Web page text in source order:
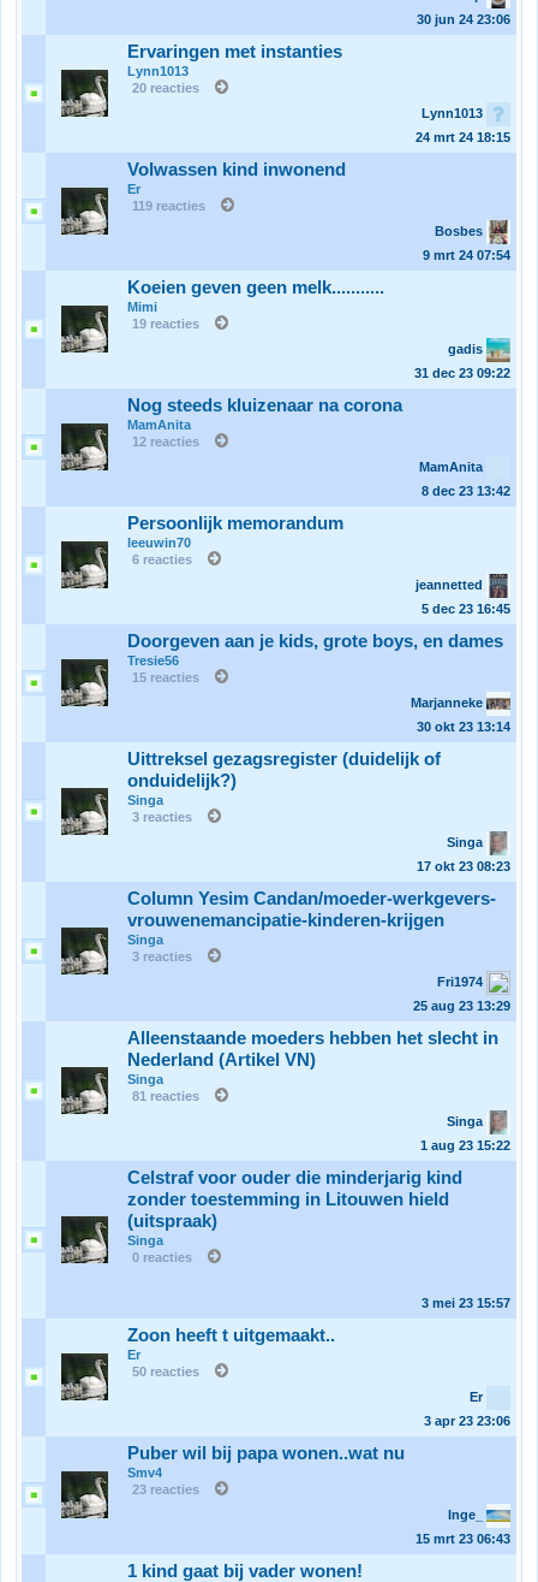
30 jun 24 23:06
Ervaringen met instanties
Lynn1013
20 reacties
Lynn1013
24 mrt 24 18:15
Volwassen kind inwonend
Er
119 reacties
Bosbes
9 mrt 24 07:54
Koeien geven geen melk...........
Mimi
19 reacties
gadis
31 dec 23 09:22
Nog steeds kluizenaar na corona
MamAnita
12 reacties
MamAnita
8 dec 23 13:42
Persoonlijk memorandum
leeuwin70
6 reacties
jeannetted
5 dec 23 16:45
Doorgeven aan je kids, grote boys, en dames
Tresie56
15 reacties
Marjanneke
30 okt 23 13:14
Uittreksel gezagsregister (duidelijk of
onduidelijk?)
Singa
3 reacties
Singa
17 okt 23 08:23
Column Yesim Candan/moeder-werkgevers-
vrouwenemancipatie-kinderen-krijgen
Singa
3 reacties
Fri1974
25 aug 23 13:29
Alleenstaande moeders hebben het slecht in
Nederland (Artikel VN)
Singa
81 reacties
Singa
1 aug 23 15:22
Celstraf voor ouder die minderjarig kind
zonder toestemming in Litouwen hield
(uitspraak)
Singa
0 reacties
3 mei 23 15:57
Zoon heeft t uitgemaakt..
Er
50 reacties
Er
3 apr 23 23:06
Puber wil bij papa wonen..wat nu
Smv4
23 reacties
Inge_
15 mrt 23 06:43
1 kind gaat bij vader wonen!